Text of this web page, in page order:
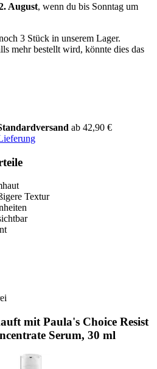
August, wenn du bis Sonntag um
3 Stück in unserem Lager.
mehr bestellt wird, könnte dies das
ab 42,90 €
Textur
mit Paula's Choice Resist
Serum, 30 ml